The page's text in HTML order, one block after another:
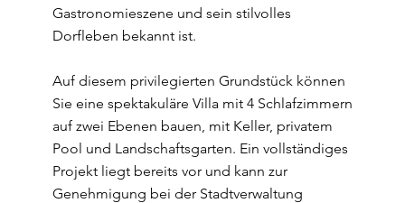
Gastronomieszene und sein stilvolles
Dorfleben bekannt ist.
Auf diesem privilegierten Grundstück können
Sie eine spektakuläre Villa mit 4 Schlafzimmern
auf zwei Ebenen bauen, mit Keller, privatem
Pool und Landschaftsgarten. Ein vollständiges
Projekt liegt bereits vor und kann zur
Genehmigung bei der Stadtverwaltung